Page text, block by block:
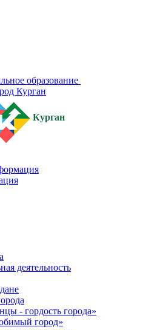
образование
Курган
Курган
деятельность
- гордость города»
город»